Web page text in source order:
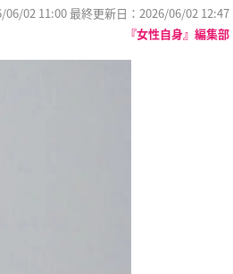
06/02 11:00 最終更新日：2026/06/02 12:47
『女性自身』編集部